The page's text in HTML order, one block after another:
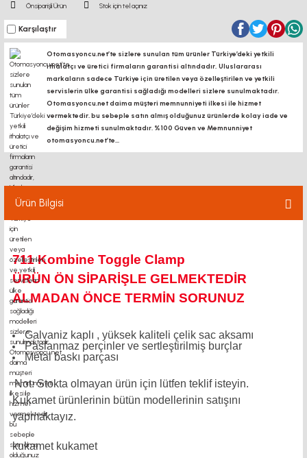
Önsiparişli Ürün Stok için tel açınız
Karşılaştır
Otomasyoncu.net’te sizlere sunulan tüm ürünler Türkiye’deki yetkili
ithalatçı ve üretici firmaların garantisi altındadır, Uluslararası
markaların sadece Türkiye için üretilen veya özelleştirilen ve yetkili
servislerin ülke garantisi sağladığı modelleri sizlere sunulmaktadır.
Otomasyoncu.net daima müşteri memnunniyeti ilkesi ile hizmet
vermektedir. bu sebeple satın almış olduğunuz ürünlerde kolay iade ve
değişim hizmeti sunulmaktadır. %100 Güven ve Memnunniyet
otomasyoncu.net’te...
Ürün Bilgisi
711 Kombine Toggle Clamp
ÜRÜN ÖN SİPARİŞLE GELMEKTEDİR
ALMADAN ÖNCE TERMİN SORUNUZ
Galvaniz kaplı , yüksek kaliteli çelik sac aksamı
Paslanmaz perçinler ve sertleştirilmiş burçlar
Metal baskı parçası
Not: Stokta olmayan ürün için lütfen teklif isteyin.
Kukamet ürünlerinin bütün modellerinin satışını
yapmaktayız.
kukamet kukamet